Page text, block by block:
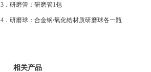
3．研磨管：研磨管1包
4．研磨球：合金钢/氧化锆材质研磨球各一瓶
相关产品